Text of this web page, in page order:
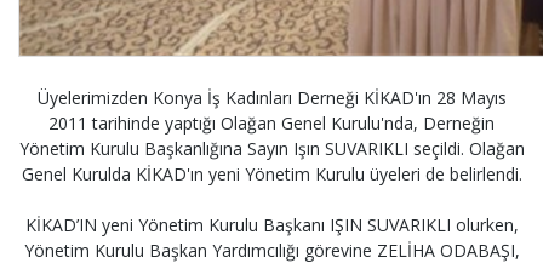
Üyelerimizden Konya İş Kadınları Derneği KİKAD'ın 28 Mayıs
2011 tarihinde yaptığı Olağan Genel Kurulu'nda, Derneğin
Yönetim Kurulu Başkanlığına Sayın Işın SUVARIKLI seçildi. Olağan
Genel Kurulda KİKAD'ın yeni Yönetim Kurulu üyeleri de belirlendi.
KİKAD’IN yeni Yönetim Kurulu Başkanı IŞIN SUVARIKLI olurken,
Yönetim Kurulu Başkan Yardımcılığı görevine ZELİHA ODABAŞI,